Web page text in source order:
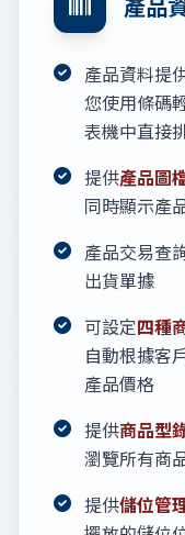
產品資料提
您使用條碼
表機中直接
提供產品圖
同時顯示產
產品交易查
出貨單據
可設定四種
自動根據客
產品價格
提供商品型
瀏覽所有商
提供儲位管